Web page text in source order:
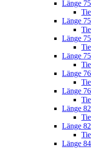
Länge
Länge
Länge
Länge
Länge
Länge
Länge
Länge
Länge